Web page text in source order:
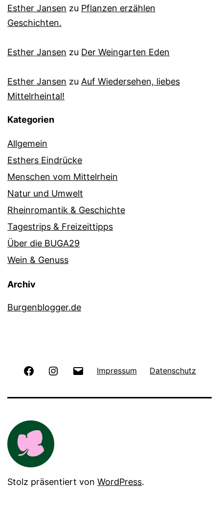
Esther Jansen zu Pflanzen erzählen
Geschichten.
Esther Jansen zu Der Weingarten Eden
Esther Jansen zu Auf Wiedersehen, liebes
Mittelrheintal!
Kategorien
Allgemein
Esthers Eindrücke
Menschen vom Mittelrhein
Natur und Umwelt
Rheinromantik & Geschichte
Tagestrips & Freizeittipps
Über die BUGA29
Wein & Genuss
Archiv
Burgenblogger.de
FacebookInstagram Impressum Datenschutz
Stolz präsentiert von WordPress.